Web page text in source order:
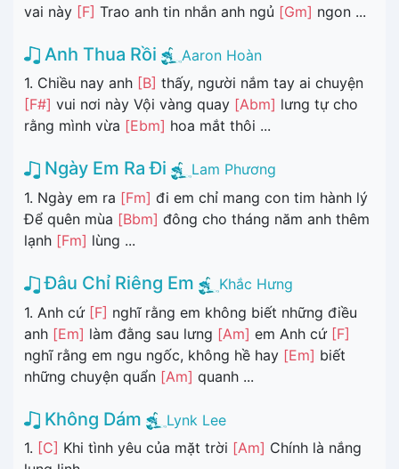
vai này [F] Trao anh tin nhắn anh ngủ [Gm] ngon ...
Anh Thua Rồi
Aaron Hoàn
1. Chiều nay anh [B] thấy, người nắm tay ai chuyện
[F#] vui nơi này Vội vàng quay [Abm] lưng tự cho
rằng mình vừa [Ebm] hoa mắt thôi ...
Ngày Em Ra Đi
Lam Phương
1. Ngày em ra [Fm] đi em chỉ mang con tim hành lý
Để quên mùa [Bbm] đông cho tháng năm anh thêm
lạnh [Fm] lùng ...
Đâu Chỉ Riêng Em
Khắc Hưng
1. Anh cứ [F] nghĩ rằng em không biết những điều
anh [Em] làm đằng sau lưng [Am] em Anh cứ [F]
nghĩ rằng em ngu ngốc, không hề hay [Em] biết
những chuyện quẩn [Am] quanh ...
Không Dám
Lynk Lee
1. [C] Khi tình yêu của mặt trời [Am] Chính là nắng